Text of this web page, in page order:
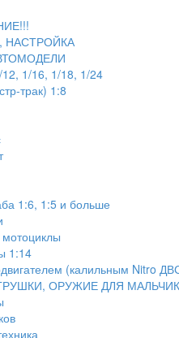
НАСТРОЙКА
1/16, 1/18, 1/24
трак) 1:8
1:6, 1:5 и больше
1:14
(калильным Nitro
ОРУЖИЕ ДЛЯ